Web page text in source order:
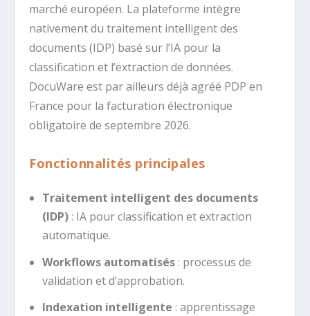
marché européen. La plateforme intègre
nativement du traitement intelligent des
documents (IDP) basé sur l’IA pour la
classification et l’extraction de données.
DocuWare est par ailleurs déjà agréé PDP en
France pour la facturation électronique
obligatoire de septembre 2026.
Fonctionnalités principales
Traitement intelligent des documents
(IDP): IA pour classification et extraction
automatique.
Workflows automatisés: processus de
validation et d’approbation.
Indexation intelligente : apprentissage